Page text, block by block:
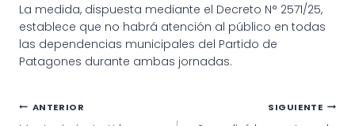
La medida, dispuesta mediante el Decreto N° 2571/25,
establece que no habrá atención al público en todas
las dependencias municipales del Partido de
Patagones durante ambas jornadas.
Navegación
ANTERIOR SIGUIENTE